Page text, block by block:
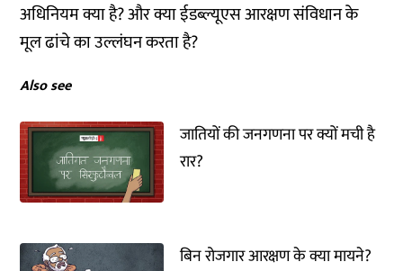
अधिनियम क्या है? और क्या ईडब्ल्यूएस आरक्षण संविधान के
मूल ढांचे का उल्लंघन करता है?
Also see
जातियों की जनगणना पर क्यों मची है
रार?
बिन रोजगार आरक्षण के क्या मायने?